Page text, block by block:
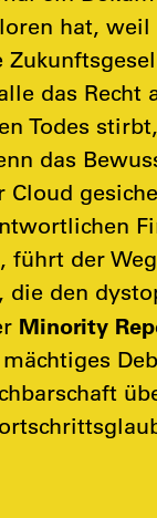
hat, weil
das Recht
Todes
das
Cloud
führt der
den
Minority